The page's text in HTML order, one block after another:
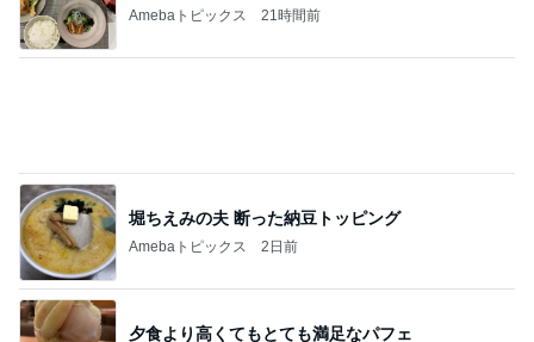
Amebaトピックス 21時間前
堀ちえみの夫 断った納豆トッピング
Amebaトピックス 2日前
夕食より高くてもとても満足なパフェ